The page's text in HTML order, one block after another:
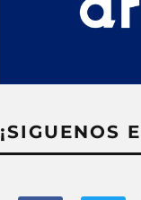
¡SIGUENOS